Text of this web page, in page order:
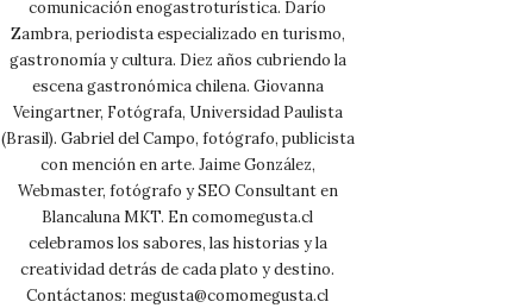
comunicación enogastroturística. Darío
Zambra, periodista especializado en turismo,
gastronomía y cultura. Diez años cubriendo la
escena gastronómica chilena. Giovanna
Veingartner, Fotógrafa, Universidad Paulista
(Brasil). Gabriel del Campo, fotógrafo, publicista
con mención en arte. Jaime González,
Webmaster, fotógrafo y SEO Consultant en
Blancaluna MKT. En comomegusta.cl
celebramos los sabores, las historias y la
creatividad detrás de cada plato y destino.
Contáctanos: megusta@comomegusta.cl